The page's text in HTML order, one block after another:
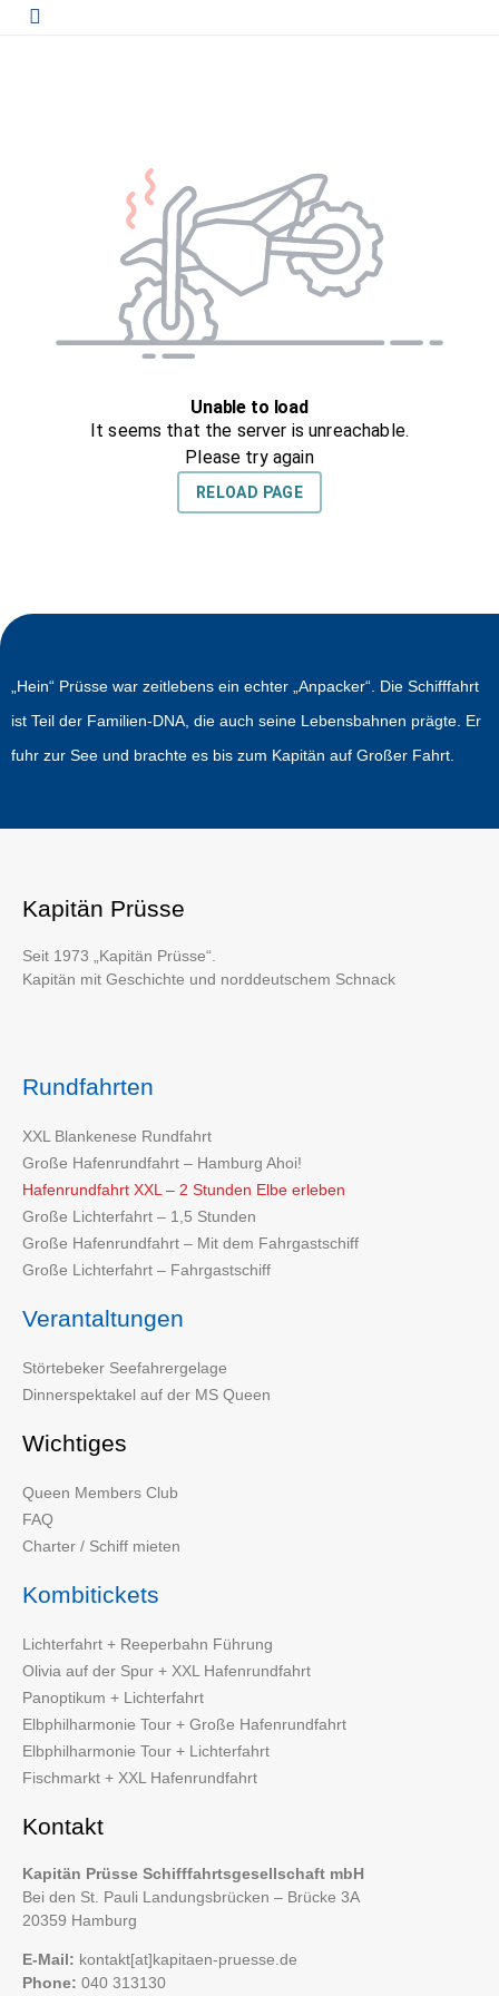
„Hein“ Prüsse war zeitlebens ein echter „Anpacker“. Die Schifffahrt
ist Teil der Familien-DNA, die auch seine Lebensbahnen prägte. Er
fuhr zur See und brachte es bis zum Kapitän auf Großer Fahrt.
Kapitän Prüsse
Seit 1973 „Kapitän Prüsse“.
Kapitän mit Geschichte und norddeutschem Schnack
Rundfahrten
XXL Blankenese Rundfahrt
Große Hafenrundfahrt – Hamburg Ahoi!
Hafenrundfahrt XXL – 2 Stunden Elbe erleben
Große Lichterfahrt – 1,5 Stunden
Große Hafenrundfahrt – Mit dem Fahrgastschiff
Große Lichterfahrt – Fahrgastschiff
Verantaltungen
Störtebeker Seefahrergelage
Dinnerspektakel auf der MS Queen
Wichtiges
Queen Members Club
FAQ
Charter / Schiff mieten
Kombitickets
Lichterfahrt + Reeperbahn Führung
Olivia auf der Spur + XXL Hafenrundfahrt
Panoptikum + Lichterfahrt
Elbphilharmonie Tour + Große Hafenrundfahrt
Elbphilharmonie Tour + Lichterfahrt
Fischmarkt + XXL Hafenrundfahrt
Kontakt
Kapitän Prüsse Schifffahrtsgesellschaft mbH
Bei den St. Pauli Landungsbrücken – Brücke 3A
20359 Hamburg
E-Mail: kontakt[at]kapitaen-pruesse.de
Phone: 040 313130